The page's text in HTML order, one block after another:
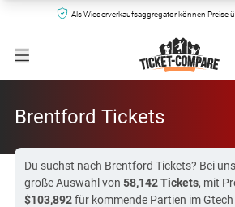
Als Wiederverkaufsaggregator können Preise
Brentford Tickets
Du suchst nach Brentford Tickets? Bei
große Auswahl von 58,142 Tickets, mit
$103,892für kommende Partien im